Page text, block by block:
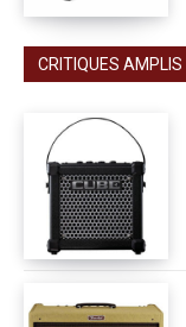
CRITIQUES AMPLIS